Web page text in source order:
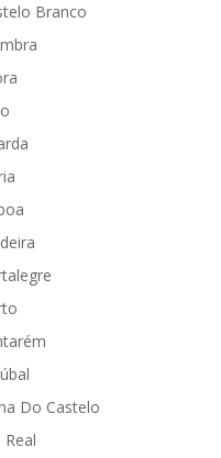
Branco
Do Castelo